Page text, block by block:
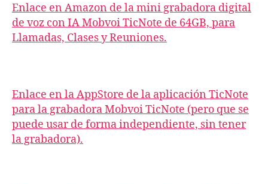
Enlace en Amazon de la mini grabadora digital
de voz con IA Mobvoi TicNote de 64GB, para
Llamadas, Clases y Reuniones.
Enlace en la AppStore de la aplicación TicNote
para la grabadora Mobvoi TicNote (pero que se
puede usar de forma independiente, sin tener
la grabadora).